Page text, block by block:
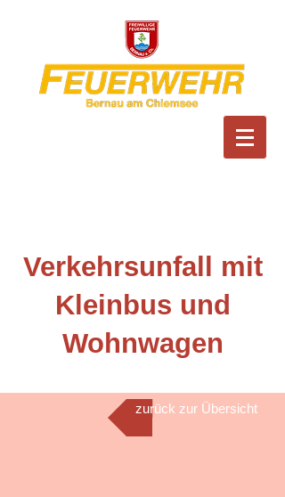
Feuerwehr Bernau am
Chiemsee
Verkehrsunfall mit
Kleinbus und
Wohnwagen
zurück zur Übersicht